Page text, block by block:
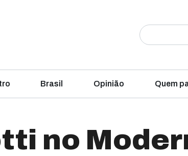
Brasil Opinião Quem
no